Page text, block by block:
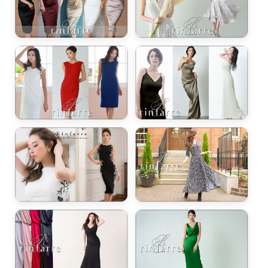
ンピース
エレガンスをひとさじー
エット。 夏の視線を独り占めする「夏の主役ラップロングドレス」